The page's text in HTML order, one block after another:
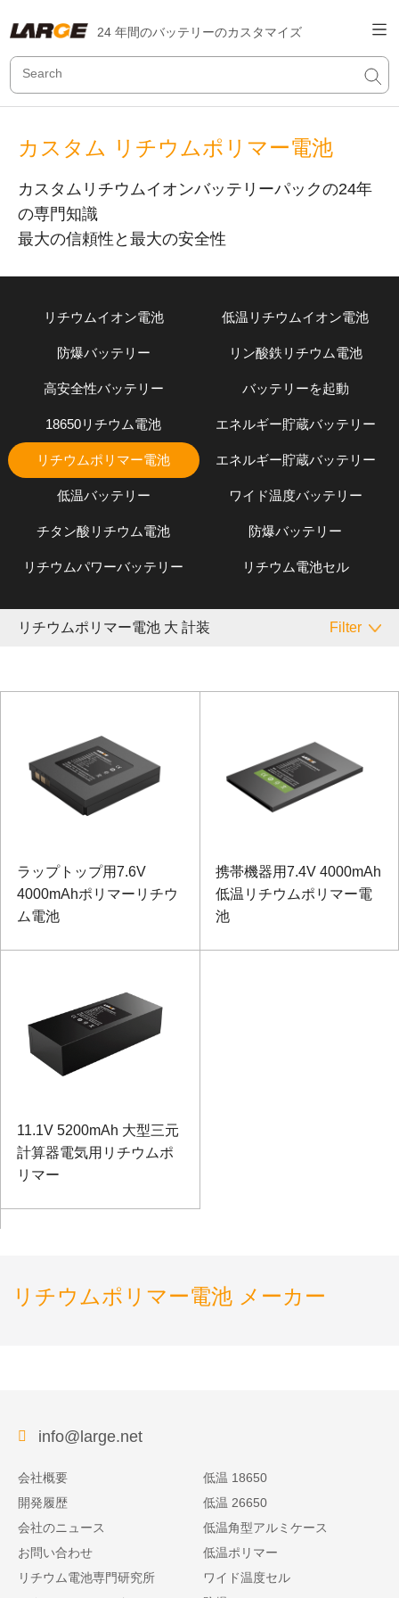
24 年間のバッテリーのカスタマイズ
カスタム リチウムポリマー電池
カスタムリチウムイオンバッテリーパックの24年
の専門知識
最大の信頼性と最大の安全性
リチウムイオン電池 低温リチウムイオン電池
防爆バッテリー リン酸鉄リチウム電池
高安全性バッテリー バッテリーを起動
18650リチウム電池 エネルギー貯蔵バッテリー
リチウムポリマー電池 エネルギー貯蔵バッテリー
低温バッテリー ワイド温度バッテリー
チタン酸リチウム電池 防爆バッテリー
リチウムパワーバッテリー リチウム電池セル
リチウムポリマー電池 大 計装 Filter
ラップトップ用7.6V
4000mAhポリマーリチウ
ム電池
携帯機器用7.4V 4000mAh
低温リチウムポリマー電
池
11.1V 5200mAh 大型三元
計算器電気用リチウムポ
リマー
リチウムポリマー電池 メーカー
info@large.net
会社概要
開発履歴
会社のニュース
お問い合わせ
リチウム電池専門研究所
低温 18650
低温 26650
低温角型アルミケース
低温ポリマー
ワイド温度セル